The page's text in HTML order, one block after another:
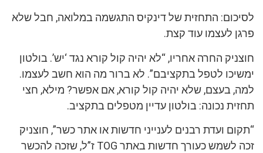
לסיכום: התחזית של דינקיס התגשמה במלואה, חבל שלא
פרגן לעצמו עוד קצת.
חוצניק החרה אחריו, “לא יהיה קול קורא נגד ‘יש’. בולטון
ימשיכו לטפל בתקציבם”. לא ברור מה הוא חשב לעצמו.
למה, בעצם, שלא יהיה קול קורא, אם אפשר? מילא, חצי
תחזית נכונה: בולטון עדיין מטפלים בתקציב.
“תקום ועדת רבנים לענייני חדשות או אתר כשר”, חוצניק
זכה לשמש כעורך חדשות באתר TOG ז”ל, שזכה להכשר